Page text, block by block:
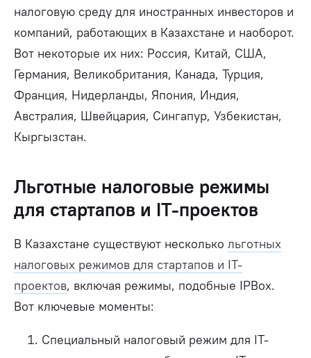
налоговую среду для иностранных инвесторов и
компаний, работающих в Казахстане и наоборот.
Вот некоторые их них: Россия, Китай, США,
Германия, Великобритания, Канада, Турция,
Франция, Нидерланды, Япония, Индия,
Австралия, Швейцария, Сингапур, Узбекистан,
Кыргызстан.
Льготные налоговые режимы
для стартапов и IT-проектов
В Казахстане существуют несколько льготных
налоговых режимов для стартапов и IT-
проектов, включая режимы, подобные IPBox.
Вот ключевые моменты:
Специальный налоговый режим для IT-